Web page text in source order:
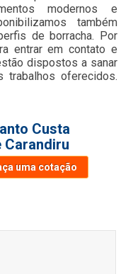
modernos e
também
de borracha. Por
entrar em contato e
dispostos a sanar
oferecidos.
Custa
uma cotação